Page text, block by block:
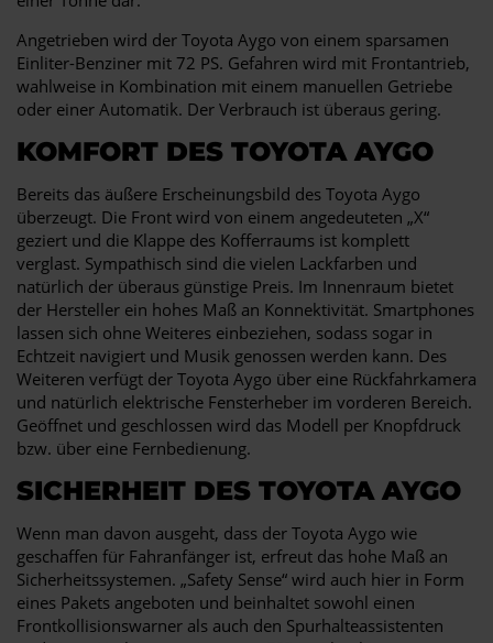
Angetrieben wird der Toyota Aygo von einem sparsamen
Einliter-Benziner mit 72 PS. Gefahren wird mit Frontantrieb,
wahlweise in Kombination mit einem manuellen Getriebe
oder einer Automatik. Der Verbrauch ist überaus gering.
KOMFORT DES TOYOTA AYGO
Bereits das äußere Erscheinungsbild des Toyota Aygo
überzeugt. Die Front wird von einem angedeuteten „X“
geziert und die Klappe des Kofferraums ist komplett
verglast. Sympathisch sind die vielen Lackfarben und
natürlich der überaus günstige Preis. Im Innenraum bietet
der Hersteller ein hohes Maß an Konnektivität. Smartphones
lassen sich ohne Weiteres einbeziehen, sodass sogar in
Echtzeit navigiert und Musik genossen werden kann. Des
Weiteren verfügt der Toyota Aygo über eine Rückfahrkamera
und natürlich elektrische Fensterheber im vorderen Bereich.
Geöffnet und geschlossen wird das Modell per Knopfdruck
bzw. über eine Fernbedienung.
SICHERHEIT DES TOYOTA AYGO
Wenn man davon ausgeht, dass der Toyota Aygo wie
geschaffen für Fahranfänger ist, erfreut das hohe Maß an
Sicherheitssystemen. „Safety Sense“ wird auch hier in Form
eines Pakets angeboten und beinhaltet sowohl einen
Frontkollisionswarner als auch den Spurhalteassistenten